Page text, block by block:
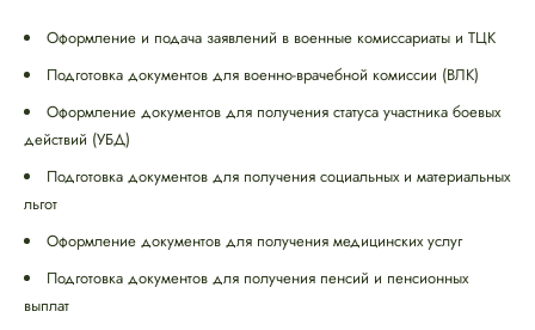
Оформление и подача заявлений в военные комиссариаты и ТЦК
Подготовка документов для военно-врачебной комиссии (ВЛК)
Оформление документов для получения статуса участника боевых
действий (УБД)
Подготовка документов для получения социальных и материальных
льгот
Оформление документов для получения медицинских услуг
Подготовка документов для получения пенсий и пенсионных
выплат